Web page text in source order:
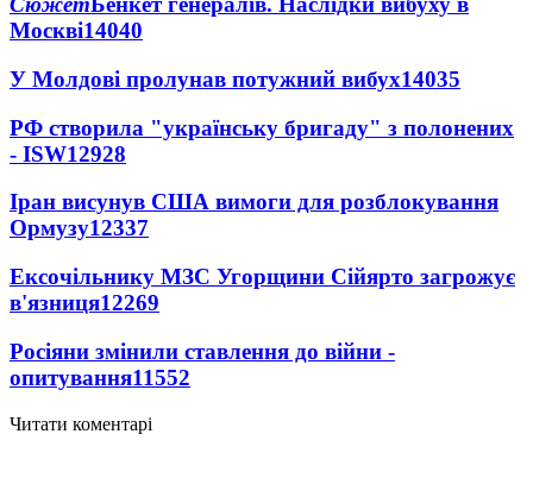
Москві14040
У Молдові пролунав потужний вибух14035
РФ створила "українську бригаду" з полонених
- ISW12928
Іран висунув США вимоги для розблокування
Ормузу12337
Ексочільнику МЗС Угорщини Сійярто загрожує
в'язниця12269
Росіяни змінили ставлення до війни -
опитування11552
Читати коментарі